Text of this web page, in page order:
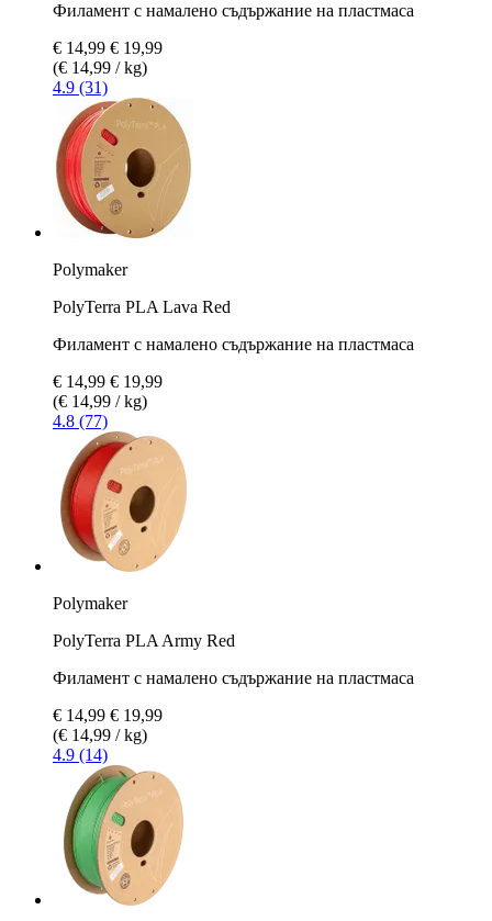
Филамент с намалено съдържание на пластмаса
€ 14,99 € 19,99
(€ 14,99 / kg)
4.9 (31)
Polymaker
PolyTerra PLA Lava Red
Филамент с намалено съдържание на пластмаса
€ 14,99 € 19,99
(€ 14,99 / kg)
4.8 (77)
Polymaker
PolyTerra PLA Army Red
Филамент с намалено съдържание на пластмаса
€ 14,99 € 19,99
(€ 14,99 / kg)
4.9 (14)